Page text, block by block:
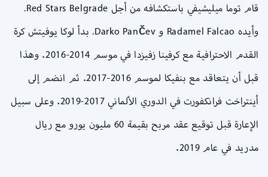
قام توما ميليشيفي باستكشافه من أجل Red Stars Belgrade.
وأيده Radamel Falcao و Darko Pančev. بدأ لوكا يوفيتش كرة
القدم الاحترافية مع كرفينا زفيزدا في موسم 2014-2016. وهذا
قبل أن يتعاقد مع بنفيكا لموسم 2016-2017. ثم انضم إلى
أينتراخت فرانكفورت في الدوري الألماني 2017-2019. وعلى سبيل
الإعارة قبل توقيع عقد مربح بقيمة 60 مليون يورو مع ريال
مدريد في عام 2019.